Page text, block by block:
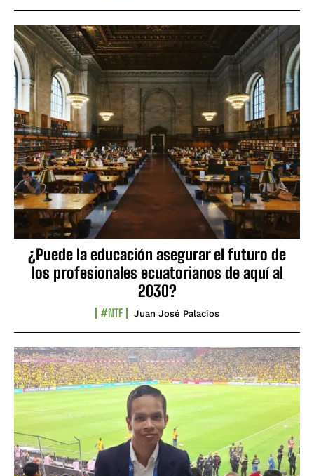
¿Puede la educación asegurar el futuro de
los profesionales ecuatorianos de aquí al
2030?
#NTF Juan José Palacios